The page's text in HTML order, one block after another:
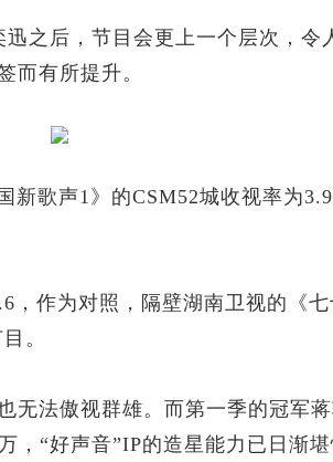
后，节目会更上一个层次，令
而有所提升。
歌声1》的CSM52城收视率为
作为对照，隔壁湖南卫视的《七
。
法傲视群雄。而第一季的冠军蒋
“好声音”IP的造星能力已日渐堪